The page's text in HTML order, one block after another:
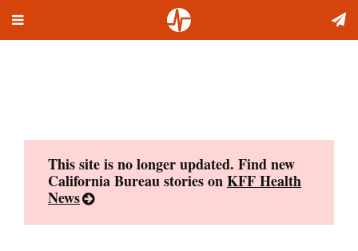
Toggle
This site is no longer updated. Find new
California Bureau stories onKFF Health
News